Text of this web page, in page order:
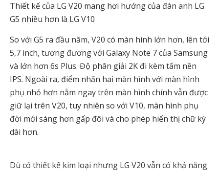
Thiết kế của LG V20 mang hơi hướng của đàn anh LG
G5 nhiều hơn là LG V10
So với G5 ra đầu năm, V20 có màn hình lớn hơn, lên tới
5,7 inch, tương đương với Galaxy Note 7 của Samsung
và lớn hơn 6s Plus. Độ phân giải 2K đi kèm tấm nền
IPS. Ngoài ra, điểm nhấn hai màn hình với màn hình
phụ nhỏ hơn nằm ngay trên màn hình chính vẫn được
giữ lại trên V20, tuy nhiên so với V10, màn hình phụ
đời mới sáng hơn gấp đôi và cho phép hiển thị chữ ký
dài hơn.
Dù có thiết kế kim loại nhưng LG V20 vẫn có khả năng